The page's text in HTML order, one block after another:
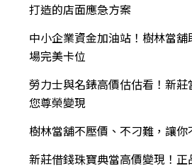
打造的店面應急方案
中小企業資金加油站！樹林當
場完美卡位
勞力士與名錶高價估估看！新
您尊榮變現
樹林當舖不壓價、不刁難，讓你
新莊借錢珠寶典當高價變現！